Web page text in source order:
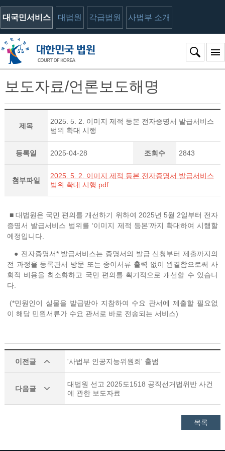
대국민서비스 대법원 각급법원 사법부 소개
보도자료/언론보도해명
제목
2025. 5. 2. 이미지 제적 등본 전자증명서 발급서비스
범위 확대 시행
등록일 2025-04-28 조회수 2843
첨부파일
2025. 5. 2. 이미지 제적 등본 전자증명서 발급서비스
범위 확대 시행.pdf
■ 대법원은 국민 편의를 개선하기 위하여 2025년 5월 2일부터 전자
증명서 발급서비스 범위를 ‘이미지 제적 등본’까지 확대하여 시행할
예정입니다.
● 전자증명서* 발급서비스는 증명서의 발급 신청부터 제출까지의
전 과정을 등록관서 방문 또는 종이서류 출력 없이 완결함으로써 사
회적 비용을 최소화하고 국민 편의를 획기적으로 개선할 수 있습니
다.
(*민원인이 실물을 발급받아 지참하여 수요 관서에 제출할 필요없
이 해당 민원서류가 수요 관서로 바로 전송되는 서비스)
이전글 '사법부 인공지능위원회' 출범
다음글
대법원 선고 2025도1518 공직선거법위반 사건
에 관한 보도자료
목록